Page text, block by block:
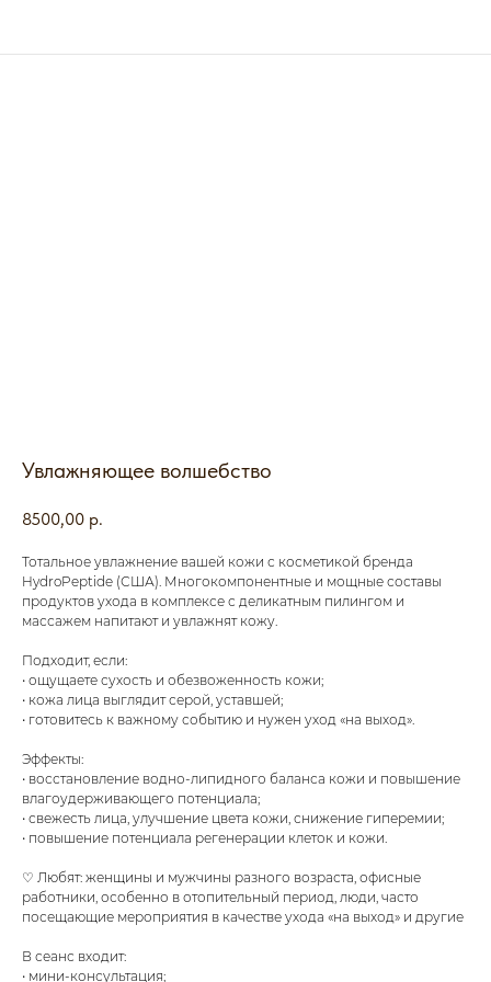
Увлажняющее волшебство
8500,00 р.
Тотальное увлажнение вашей кожи с косметикой бренда
HydroPeptide (США). Многокомпонентные и мощные составы
продуктов ухода в комплексе с деликатным пилингом и
массажем напитают и увлажнят кожу.
Подходит, если:
• ощущаете сухость и обезвоженность кожи;
• кожа лица выглядит серой, уставшей;
• готовитесь к важному событию и нужен уход «на выход».
Эффекты:
• восстановление водно-липидного баланса кожи и повышение
влагоудерживающего потенциала;
• свежесть лица, улучшение цвета кожи, снижение гиперемии;
• повышение потенциала регенерации клеток и кожи.
♡ Любят: женщины и мужчины разного возраста, офисные
работники, особенно в отопительный период, люди, часто
посещающие мероприятия в качестве ухода «на выход» и другие
В сеанс входит:
• мини-консультация;